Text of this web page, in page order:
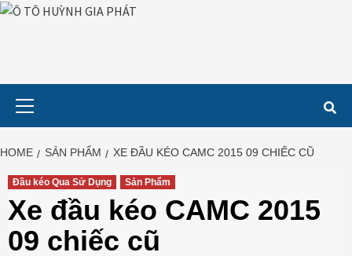
HOME SẢN PHẨM XE ĐẦU KÉO CAMC 2015 09 CHIẾC CŨ
Đầu kéo Qua Sử Dụng Sản Phẩm
Xe đầu kéo CAMC 2015
09 chiếc cũ